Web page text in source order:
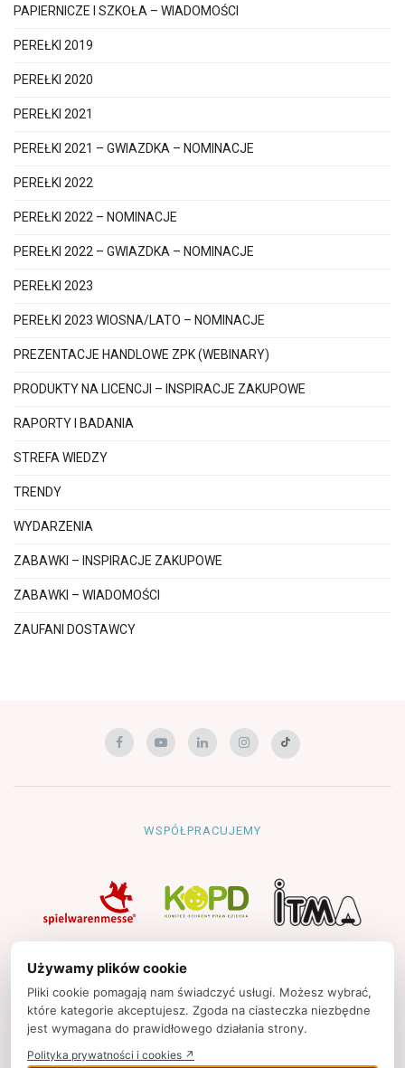
PAPIERNICZE I SZKOŁA – WIADOMOŚCI
PEREŁKI 2019
PEREŁKI 2020
PEREŁKI 2021
PEREŁKI 2021 – GWIAZDKA – NOMINACJE
PEREŁKI 2022
PEREŁKI 2022 – NOMINACJE
PEREŁKI 2022 – GWIAZDKA – NOMINACJE
PEREŁKI 2023
PEREŁKI 2023 WIOSNA/LATO – NOMINACJE
PREZENTACJE HANDLOWE ZPK (WEBINARY)
PRODUKTY NA LICENCJI – INSPIRACJE ZAKUPOWE
RAPORTY I BADANIA
STREFA WIEDZY
TRENDY
WYDARZENIA
ZABAWKI – INSPIRACJE ZAKUPOWE
ZABAWKI – WIADOMOŚCI
ZAUFANI DOSTAWCY
WSPÓŁPRACUJEMY
Strona główna
Polityka prywatności
Kontakt
Strony partnerskie
Używamy plików cookie
Pliki cookie pomagają nam świadczyć usługi. Możesz wybrać,
które kategorie akceptujesz. Zgoda na ciasteczka niezbędne
jest wymagana do prawidłowego działania strony.
Polityka prywatności i cookies ↗